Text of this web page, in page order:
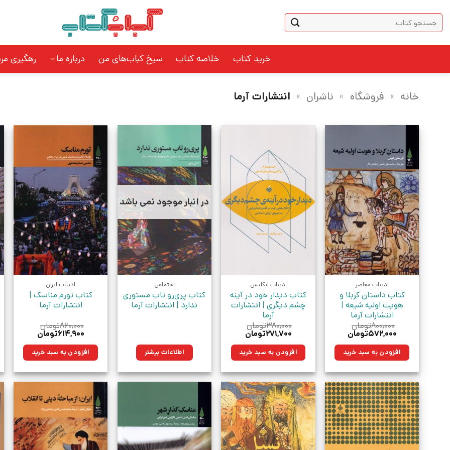
content
جستجو
برای:
خرید کتاب خلاصه کتاب سیخ کباب‌های من درباره ما رهگیری
خانه » فروشگاه » ناشران » انتشارات آرما
ادبیات معاصر
کتاب داستان کربلا و
هویت اولیه شیعه |
انتشارات آرما
۸۰۰,۰۰۰تومان
قیمت
۸۰۰,۰۰۰تومان
بود.
۵۷۲,۰۰۰تومان
۵۷۲,۰۰۰تومان.افزودن به سبد خرید
ادبیات انگلیس
کتاب دیدار خود در آینه
چشم دیگری | انتشارات
آرما
۳۸۰,۰۰۰تومان
قیمت
۳۸۰,۰۰۰تومان
بود.
۲۷۱,۷۰۰تومان
۲۷۱,۷۰۰تومان.افزودن به سبد خرید
در انبار موجود نمی باشد
اجتماعی
کتاب پری‌رو تاب مستوری
ندارد | انتشارات آرما
اطلاعات بیشتر
ادبیات ایران
کتاب تورم مناسک |
انتشارات آرما
۸۶۰,۰۰۰تومان
قیمت
۸۶۰,۰۰۰تومان
بود.
۶۱۴,۹۰۰تومان
۶۱۴,۹۰۰تومان.افزودن به سبد خرید